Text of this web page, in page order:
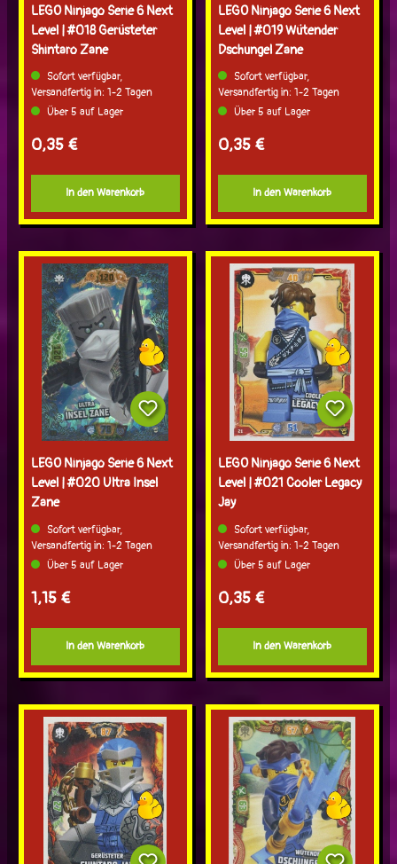
LEGO Ninjago Serie 6 Next
Level | #018 Gerüsteter
Shintaro Zane
Sofort verfügbar,
Versandfertig in: 1-2 Tagen
Über 5 auf Lager
Regulärer Preis:
0,35 €
In den Warenkorb
LEGO Ninjago Serie 6 Next
Level | #019 Wütender
Dschungel Zane
Sofort verfügbar,
Versandfertig in: 1-2 Tagen
Über 5 auf Lager
Regulärer Preis:
0,35 €
In den Warenkorb
LEGO Ninjago Serie 6 Next
Level | #020 Ultra Insel
Zane
Sofort verfügbar,
Versandfertig in: 1-2 Tagen
Über 5 auf Lager
Regulärer Preis:
1,15 €
In den Warenkorb
LEGO Ninjago Serie 6 Next
Level | #021 Cooler Legacy
Jay
Sofort verfügbar,
Versandfertig in: 1-2 Tagen
Über 5 auf Lager
Regulärer Preis:
0,35 €
In den Warenkorb